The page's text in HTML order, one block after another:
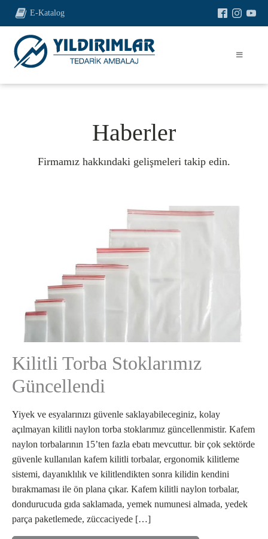
E-Katalog
Haberler
Firmamız hakkındaki gelişmeleri takip edin.
Kilitli Torba Stoklarımız
Güncellendi
Yiyek ve esyalarınızı güvenle saklayabileceginiz, kolay
açılmayan kilitli naylon torba stoklarımız güncellenmistir. Kafem
naylon torbalarının 15’ten fazla ebatı mevcuttur. bir çok sektörde
güvenle kullanılan kafem kilitli torbalar, ergonomik kilitleme
sistemi, dayanıklılık ve kilitlendikten sonra kilidin kendini
bırakmaması ile ön plana çıkar. Kafem kilitli naylon torbalar,
dondurucuda gıda saklamada, yemek numunesi almada, yedek
parça paketlemede, züccaciyede […]